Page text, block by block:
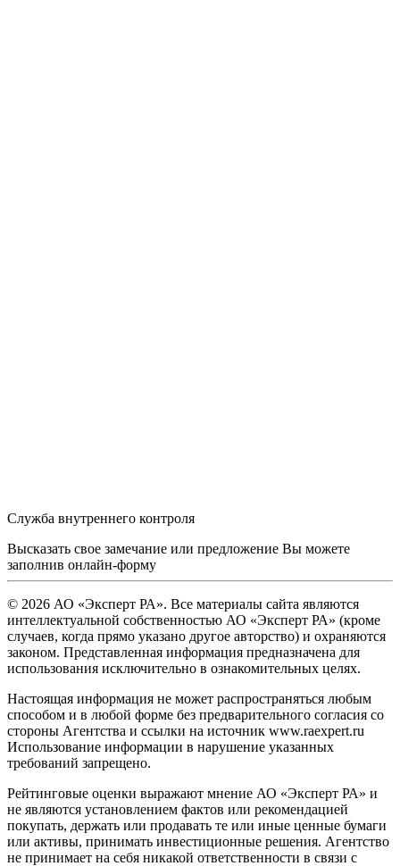
Служба внутреннего контроля
Высказать свое замечание или предложение Вы можете
заполнив онлайн-форму
© 2026 АО «Эксперт РА». Все материалы сайта являются
интеллектуальной собственностью АО «Эксперт РА» (кроме
случаев, когда прямо указано другое авторство) и охраняются
законом. Представленная информация предназначена для
использования исключительно в ознакомительных целях.
Настоящая информация не может распространяться любым
способом и в любой форме без предварительного согласия со
стороны Агентства и ссылки на источник www.raexpert.ru
Использование информации в нарушение указанных
требований запрещено.
Рейтинговые оценки выражают мнение АО «Эксперт РА» и
не являются установлением фактов или рекомендацией
покупать, держать или продавать те или иные ценные бумаги
или активы, принимать инвестиционные решения. Агентство
не принимает на себя никакой ответственности в связи с